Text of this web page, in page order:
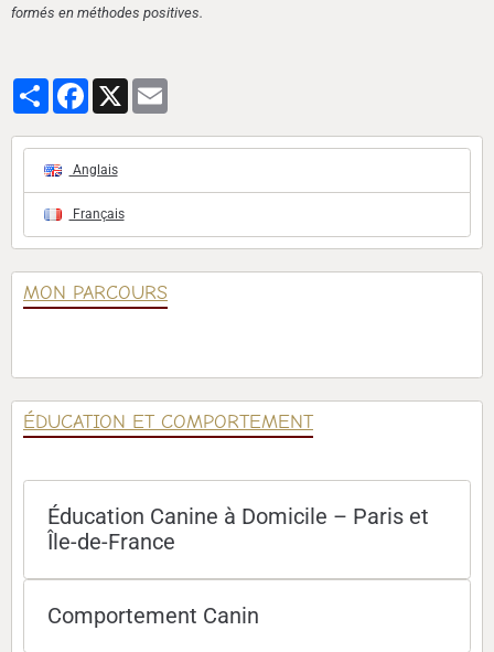
formés en méthodes positives.
PartagerFacebook
X
Anglais
Français
MON PARCOURS
ÉDUCATION ET COMPORTEMENT
Éducation Canine à Domicile – Paris et
Île-de-France
Comportement Canin